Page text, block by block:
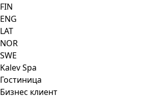
FIN
ENG
LAT
NOR
SWE
Kalev Spa
Гостиница
Бизнес клиент